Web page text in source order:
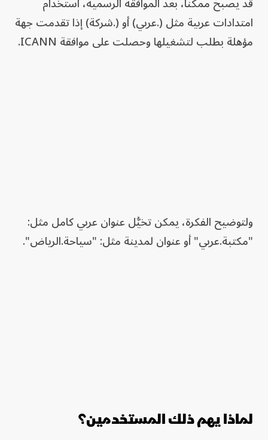
امتدادات عربية مثل (.عربي) أو (.شركة) إذا تقدمت جهة
مؤهلة بطلب لتشغيلها وحصلت على موافقة ICANN.
ولتوضيح الفكرة، يمكن تخيُّل عنوان عربي كامل مثل:
"مكتبة.عربي" أو عنوان لمدينة مثل: "سياحة.الرياض".
لماذا يهم ذلك المستخدمين؟